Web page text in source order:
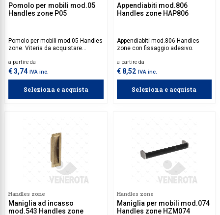
Pomolo per mobili mod.05
Handles zone P05
Pomolo per mobili mod.05 Handles
zone. Viteria da acquistare
a partire da
€ 3,74 IVA inc.
Seleziona e acquista
Appendiabiti mod.806
Handles zone HAP806
Appendiabiti mod.806 Handles
zone con fissaggio adesivo.
a partire da
€ 8,52 IVA inc.
Seleziona e acquista
Handles zone
Maniglia ad incasso
mod.543 Handles zone
Handles zone
Maniglia per mobili mod.074
Handles zone HZM074